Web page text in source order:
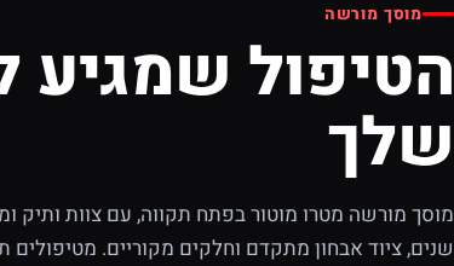
מוסך מורשה
הטיפול שמגיע
שלך
מוסך מורשה מטרו מוטור בפתח תקווה, עם צוות ותיק
שנים, ציוד אבחון מתקדם וחלקים מקוריים. מטיפולים